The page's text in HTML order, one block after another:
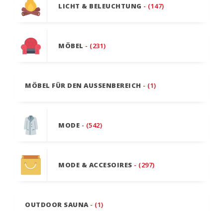
LICHT & BELEUCHTUNG - (147)
MÖBEL - (231)
MÖBEL FÜR DEN AUSSENBEREICH - (1)
MODE - (542)
MODE & ACCESOIRES - (297)
OUTDOOR SAUNA - (1)